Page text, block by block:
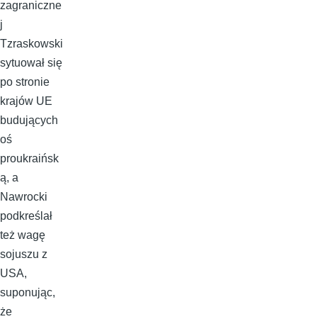
zagraniczne
j
Tzraskowski
sytuował się
po stronie
krajów UE
budujących
oś
proukraińsk
ą, a
Nawrocki
podkreślał
też wagę
sojuszu z
USA,
suponując,
że